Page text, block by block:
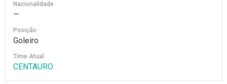
Nacionalidade
—
Posição
Goleiro
Time Atual
CENTAURO